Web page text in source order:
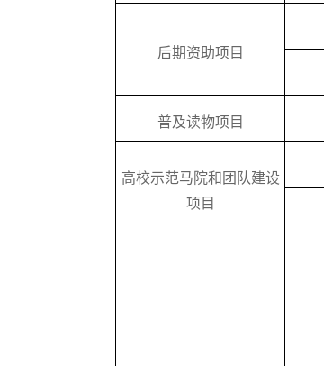
后期资助项目
普及读物项目
高校示范马院和团队建设
项目